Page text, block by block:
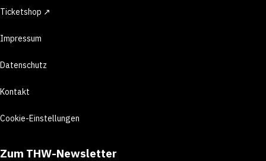
Ticketshop ↗
Impressum
Datenschutz
Kontakt
Cookie-Einstellungen
Zum THW-Newsletter